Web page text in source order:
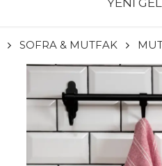
YENİ
SOFRA & MUTFAK